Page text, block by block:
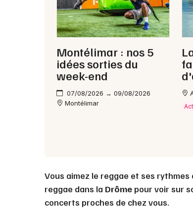
Montélimar : nos 5
idées sorties du
week-end
07/08/2026 → 09/08/2026
Montélimar
Vous aimez le reggae et ses
reggae dans la Drôme pour voir sur
concerts proches de chez vous.